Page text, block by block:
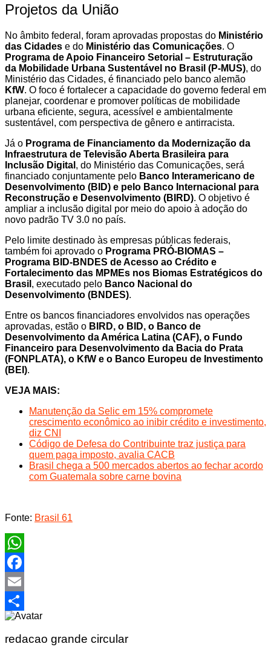
Projetos da União
No âmbito federal, foram aprovadas propostas do Ministério
das Cidades e do Ministério das Comunicações. O
Programa de Apoio Financeiro Setorial – Estruturação
da Mobilidade Urbana Sustentável no Brasil (P-MUS), do
Ministério das Cidades, é financiado pelo banco alemão
KfW. O foco é fortalecer a capacidade do governo federal em
planejar, coordenar e promover políticas de mobilidade
urbana eficiente, segura, acessível e ambientalmente
sustentável, com perspectiva de gênero e antirracista.
Já o Programa de Financiamento da Modernização da
Infraestrutura de Televisão Aberta Brasileira para
Inclusão Digital , do Ministério das Comunicações, será
financiado conjuntamente pelo Banco Interamericano de
Desenvolvimento (BID) e pelo Banco Internacional para
Reconstrução e Desenvolvimento (BIRD). O objetivo é
ampliar a inclusão digital por meio do apoio à adoção do
novo padrão TV 3.0 no país.
Pelo limite destinado às empresas públicas federais,
também foi aprovado o Programa PRÓ-BIOMAS –
Programa BID-BNDES de Acesso ao Crédito e
Fortalecimento das MPMEs nos Biomas Estratégicos do
Brasil , executado pelo Banco Nacional do
Desenvolvimento (BNDES).
Entre os bancos financiadores envolvidos nas operações
aprovadas, estão o BIRD, o BID, o Banco de
Desenvolvimento da América Latina (CAF), o Fundo
Financeiro para Desenvolvimento da Bacia do Prata
(FONPLATA), o KfW e o Banco Europeu de Investimento
(BEI).
VEJA MAIS:
Manutenção da Selic em 15% compromete
crescimento econômico ao inibir crédito e investimento,
diz CNI
Código de Defesa do Contribuinte traz justiça para
quem paga imposto, avalia CACB
Brasil chega a 500 mercados abertos ao fechar acordo
com Guatemala sobre carne bovina
Fonte: Brasil 61
WhatsApp
Facebook
Email
Share
redacao grande circular